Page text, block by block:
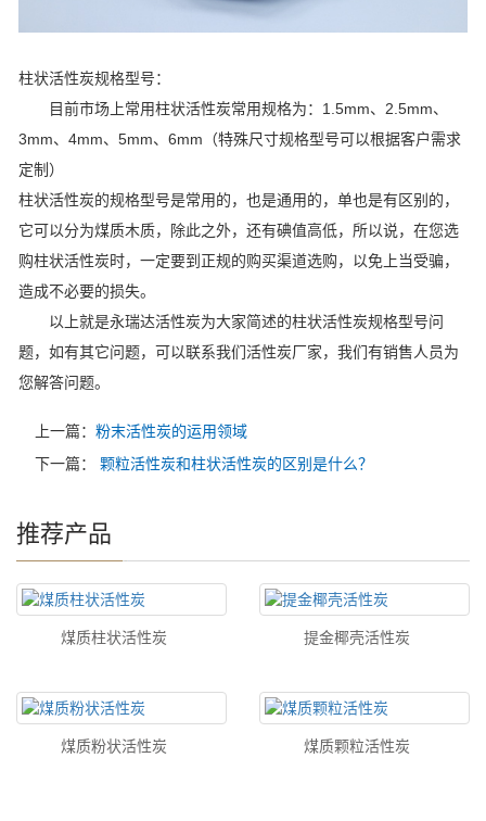
柱状活性炭规格型号：
目前市场上常用柱状活性炭常用规格为：1.5mm、2.5mm、
3mm、4mm、5mm、6mm（特殊尺寸规格型号可以根据客户需求
定制）
柱状活性炭的规格型号是常用的，也是通用的，单也是有区别的，
它可以分为煤质木质，除此之外，还有碘值高低，所以说，在您选
购柱状活性炭时，一定要到正规的购买渠道选购，以免上当受骗，
造成不必要的损失。
以上就是永瑞达活性炭为大家简述的柱状活性炭规格型号问
题，如有其它问题，可以联系我们活性炭厂家，我们有销售人员为
您解答问题。
上一篇： 粉末活性炭的运用领域
下一篇：
颗粒活性炭和柱状活性炭的区别是什么？
推荐产品
煤质柱状活性炭 提金椰壳活性炭
煤质粉状活性炭 煤质颗粒活性炭